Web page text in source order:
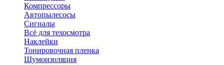
Компрессоры
Автопылесосы
Сигналы
Всё для техосмотра
Наклейки
Тонировочная пленка
Шумоизоляция